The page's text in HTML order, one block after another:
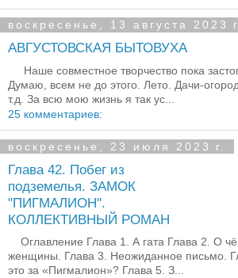
воскресенье, 13 августа 2023
АВГУСТОВСКАЯ БЫТОВУХА
Наше совместное творчество пока
Думаю, всем не до этого. Лето. Дачи-
т.д. За всю мою жизнь я так ус...
25 комментариев:
воскресенье, 23 июля 2023 г.
Глава 42. Побег из
подземелья. ЗАМОК
"ПИГМАЛИОН".
КОЛЛЕКТИВНЫЙ РОМАН
Оглавление Глава 1. А гата Глава 2. О
женщины. Глава 3. Неожиданное письмо.
это за «Пигмалион»? Глава 5. З...